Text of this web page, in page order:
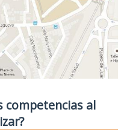
competencias al